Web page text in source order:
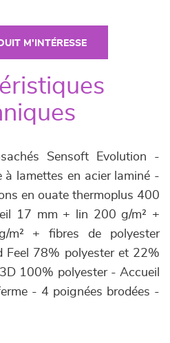
M'INTÉRESSE
Sensoft Evolution -
lamettes en acier laminé -
en ouate thermoplus 400
17 mm + lin 200 g/m² +
m² + fibres de polyester
Feel 78% polyester et 22%
100% polyester - Accueil
- 4 poignées brodées -